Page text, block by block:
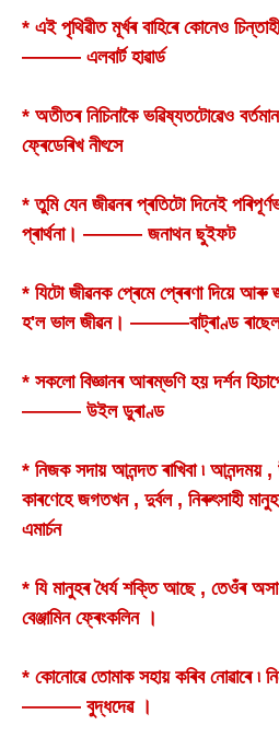
* এই পৃথিৱীত মূৰ্খৰ বাহিৰে কোনেও
——— এলবাৰ্ট হাৱাৰ্ড
* অতীতৰ নিচিনাকৈ ভৱিষ্যতটোৱেও
ফ্ৰেডেৰিখ নীৎসে
* তুমি যেন জীৱনৰ প্ৰতিটো দিনেই
প্ৰাৰ্থনা। ——— জনাথন ছুইফট
* যিটো জীৱনক প্ৰেমে প্ৰেৰণা দিয়ে আৰু
হ'ল ভাল জীৱন। ———বাট্ৰাণ্ড ৰাছেল
* সকলো বিজ্ঞানৰ আৰম্ভণি হয় দৰ্শন
——— উইল ডুৰাণ্ড
* নিজক সদায় আনন্দত ৰাখিবা ৷ আনন্দময়
কাৰণেহে জগতখন , দুৰ্বল , নিৰুৎসাহী
এমাৰ্চন
* যি মানুহৰ ধৈৰ্য শক্তি আছে ,
বেঞ্জামিন ফ্ৰেংকলিন ।
* কোনোৱে তোমাক সহায় কৰিব নোৱাৰে ৷
——— বুদ্ধদেৱ ।